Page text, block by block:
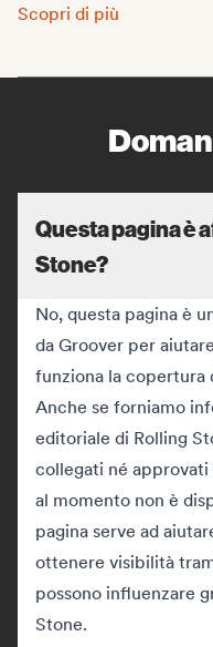
Fai promozione alla tua
Scopri di più
Questa pagina è
Stone?
No, questa pagina è
da Groover per
funziona la copertura
Anche se forniamo
editoriale di Rolling
collegati né approvati
al momento non è
pagina serve ad
ottenere visibilità
possono influenzare
Stone.